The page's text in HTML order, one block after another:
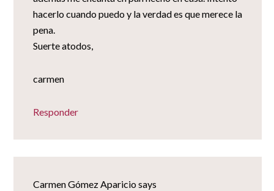
hacerlo cuando puedo y la verdad es que merece la
pena.
Suerte atodos,
carmen
Responder
Carmen Gómez Apariciosays